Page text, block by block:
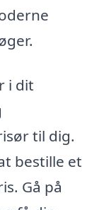
i dit
til dig.
bestille et
Gå på